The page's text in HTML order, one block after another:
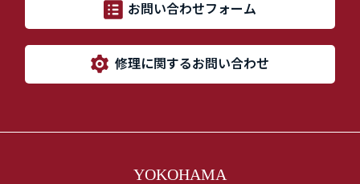
お問い合わせフォーム
修理に関するお問い合わせ
YOKOHAMA